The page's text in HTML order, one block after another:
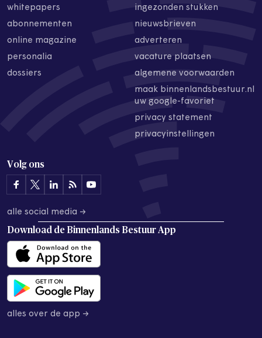
whitepapers
abonnementen
online magazine
personalia
dossiers
ingezonden stukken
nieuwsbrieven
adverteren
vacature plaatsen
algemene voorwaarden
maak binnenlandsbestuur.nl
uw google-favoriet
privacy statement
privacyinstellingen
Volg ons
alle social media →
Download de Binnenlands Bestuur App
alles over de app →